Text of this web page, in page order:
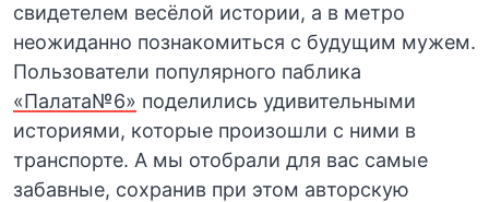
свидетелем весёлой истории, а в метро
неожиданно познакомиться с будущим мужем.
Пользователи популярного паблика
«Палата№6» поделились удивительными
историями, которые произошли с ними в
транспорте. А мы отобрали для вас самые
забавные, сохранив при этом авторскую